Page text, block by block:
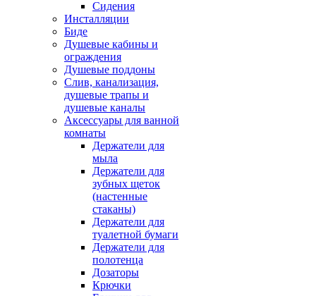
Сидения
Инсталляции
Биде
Душевые кабины и
ограждения
Душевые поддоны
Слив, канализация,
душевые трапы и
душевые каналы
Аксессуары для ванной
комнаты
Держатели для
мыла
Держатели для
зубных щеток
(настенные
стаканы)
Держатели для
туалетной бумаги
Держатели для
полотенца
Дозаторы
Крючки